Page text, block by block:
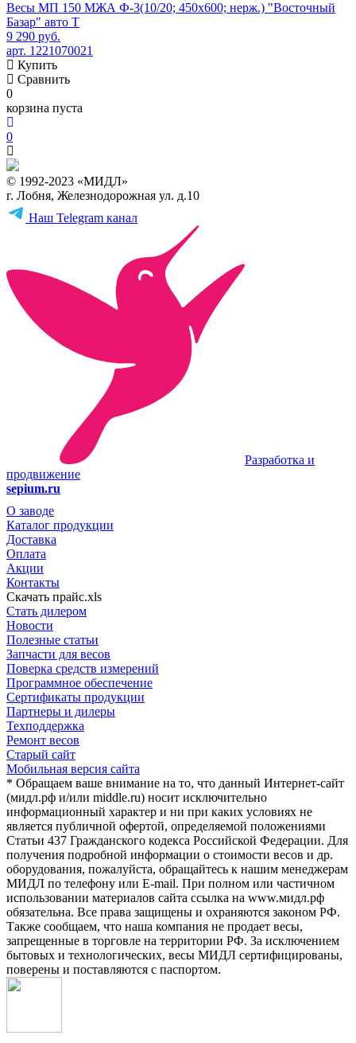
Весы МП 150 МЖА Ф-3(10/20; 450х600; нерж.) "Восточный
Базар" авто Т
9 290 руб.
арт. 1221070021
Купить
Сравнить
0
корзина пуста
0
© 1992-2023 «МИДЛ»
г. Лобня, Железнодорожная ул. д.10
Наш Telegram канал
Разработка и
продвижение
sepium.ru
О заводе
Каталог продукции
Доставка
Оплата
Акции
Контакты
Скачать прайс.xls
Стать дилером
Новости
Полезные статьи
Запчасти для весов
Поверка средств измерений
Программное обеспечение
Сертификаты продукции
Партнеры и дилеры
Техподдержка
Ремонт весов
Старый сайт
Мобильная версия сайта
* Обращаем ваше внимание на то, что данный Интернет-сайт
(мидл.рф и/или middle.ru) носит исключительно
информационный характер и ни при каких условиях не
является публичной офертой, определяемой положениями
Статьи 437 Гражданского кодекса Российской Федерации. Для
получения подробной информации о стоимости весов и др.
оборудования, пожалуйста, обращайтесь к нашим менеджерам
МИДЛ по телефону или E-mail. При полном или частичном
использовании материалов сайта ссылка на www.мидл.рф
обязательна. Все права защищены и охраняются законом РФ.
Также сообщаем, что наша компания не продает весы,
запрещенные в торговле на территории РФ. За исключением
бытовых и технологических, весы МИДЛ сертифицированы,
поверены и поставляются с паспортом.